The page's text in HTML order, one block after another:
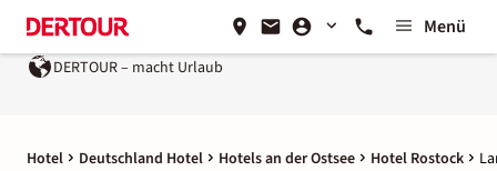
Menü
DERTOUR – macht Urlaub
Hotel Deutschland Hotel Hotels an der Ostsee Hotel Rostock